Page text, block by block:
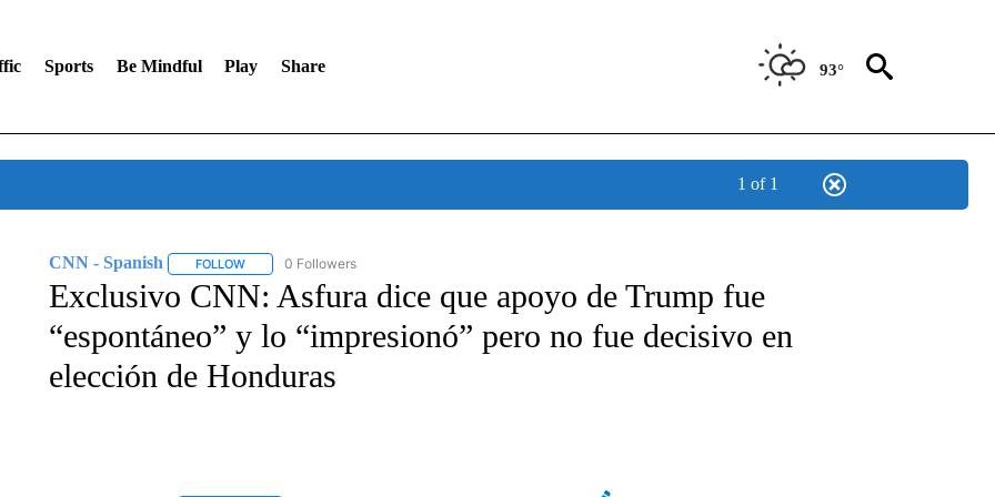
Sports Be Mindful Play Share 93°
1 of 1
CNN - Spanish FOLLOWFOLLOW "CNN - SPANISH" TO RECEIVE NOTIFICATIONS ABOUT NEW PAGES ON "CNN - SPANISH".
0 Followers
Exclusivo CNN: Asfura dice que apoyo de Trump fue
“espontáneo” y lo “impresionó” pero no fue decisivo en
elección de Honduras